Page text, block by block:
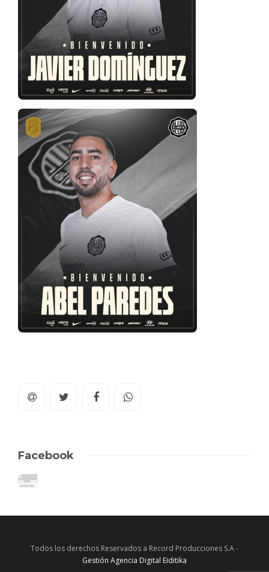
Facebook
Todos los derechos Reservados a Record Producciones S.A -
Gestión Agencia Digital Eiditika